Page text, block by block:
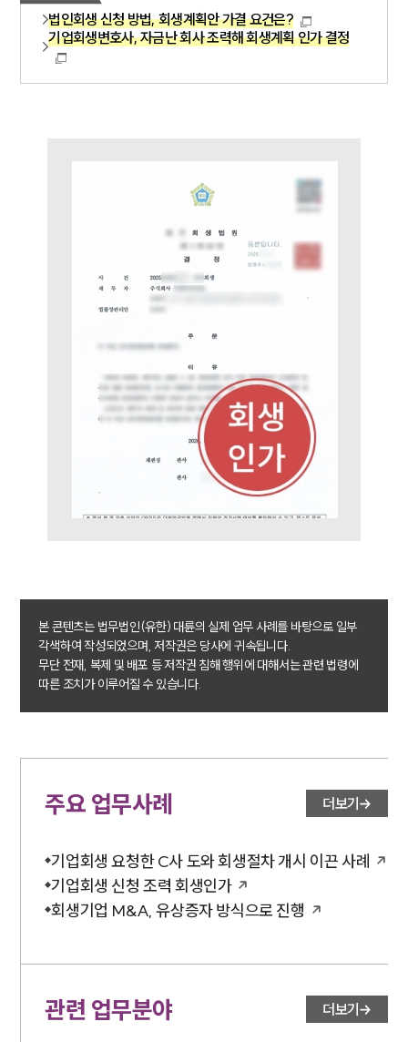
법인회생 신청 방법, 회생계획안 가결 요건은?
기업회생변호사, 자금난 회사 조력해 회생계획 인가 결정
본 콘텐츠는 법무법인(유한) 대륜의 실제 업무 사례를 바탕으로 일부
각색하여 작성되었으며, 저작권은 당사에 귀속됩니다.
무단 전재, 복제 및 배포 등 저작권 침해 행위에 대해서는 관련 법령에
따른 조치가 이루어질 수 있습니다.
주요 업무사례 더보기
기업회생 요청한 C사 도와 회생절차 개시 이끈 사례
기업회생 신청 조력 회생인가
회생기업 M&A, 유상증자 방식으로 진행
관련 업무분야 더보기